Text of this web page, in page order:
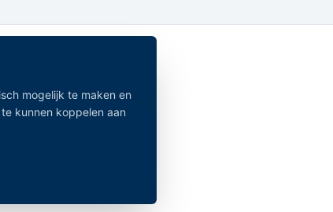
mogelijk te maken en
kunnen koppelen aan